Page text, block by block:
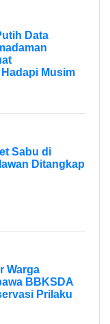
Data
Musim
Sabu di
Ditangkap
Warga
BBKSDA
Prilaku